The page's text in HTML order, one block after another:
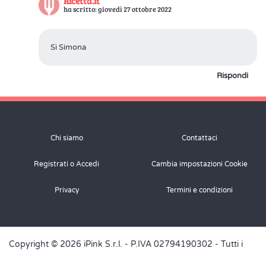
ha scritto: giovedì 27 ottobre 2022
Sì Simona
Rispondi
Chi siamo Contattaci
Registrati o Accedi Cambia impostazioni Cookie
Privacy Termini e condizioni
Copyright © 2026 iPink S.r.l. - P.IVA 02794190302 - Tutti i